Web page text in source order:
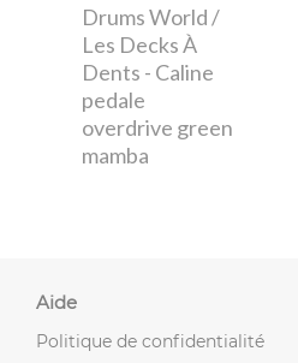
Drums World /
Les Decks À
Dents - Caline
pedale
overdrive green
mamba
Aide
Politique de confidentialité